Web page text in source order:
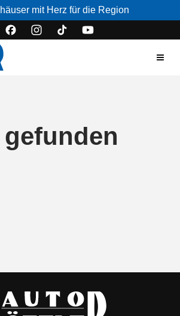
mit Herz für die Region